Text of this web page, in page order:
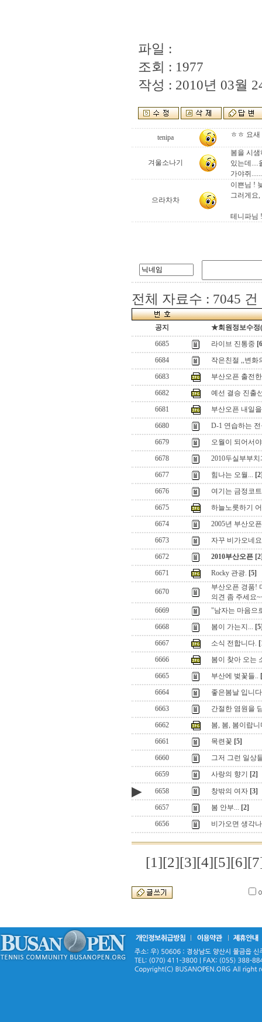
파일 :
조회 : 1977
작성 : 2010년 03월
tenipa ㅎㅎ 요
겨울소나기
봄을 시
있는데....
가야쥐
으라차차
이쁜님 !
그러게요
테니파님
전체 자료수 : 7045 건
공지
★회원정보수정
6685
라이브 진통중
6684
작은친절 ,,변화
6683
부산오픈 출전한
6682
예선 결승 진출
6681
부산오픈 내일
6680
D-1 연습하는
6679
오월이 되어서
6678
2010두실부부
6677
힘나는 오월...
6676
여기는 금정코
6675
하늘노릇하기
6674
2005년 부산오
6673
자꾸 비가오네
6672
2010부산오픈
6671
Rocky 관광. [5]
6670
부산오픈 경품!
의견 좀 주세요
6669
"남자는 마음으
6668
봄이 가는지...
6667
소식 전합니다.
6666
봄이 찾아 오는
6665
부산에 벚꽃들..
6664
좋은봄날 입니다
6663
간절한 염원을
6662
봄, 봄, 봄이랍니
6661
목련꽃 [5]
6660
그저 그런 일상
6659
사랑의 향기 [2]
▶ 6658 창밖의 여자 [3]
6657
봄 안부... [2]
6656
비가오면 생각
[1][2][3][4][5][6]